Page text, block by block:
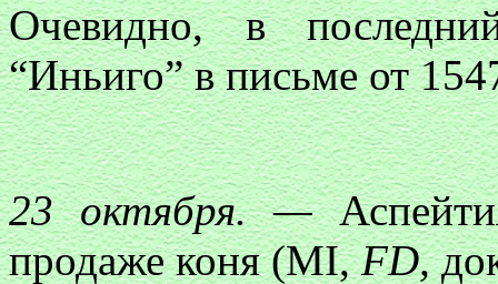
Очевидно, в
“Иньиго” в письме от
23 октября. —
продаже коня (MI,FD,